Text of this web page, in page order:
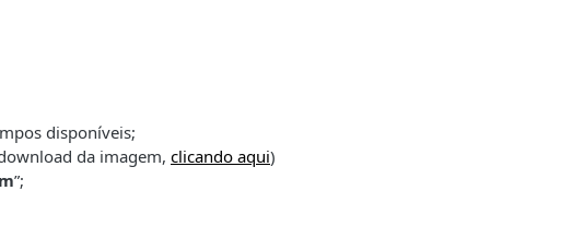
disponíveis;
da imagem, clicando aqui)
”;